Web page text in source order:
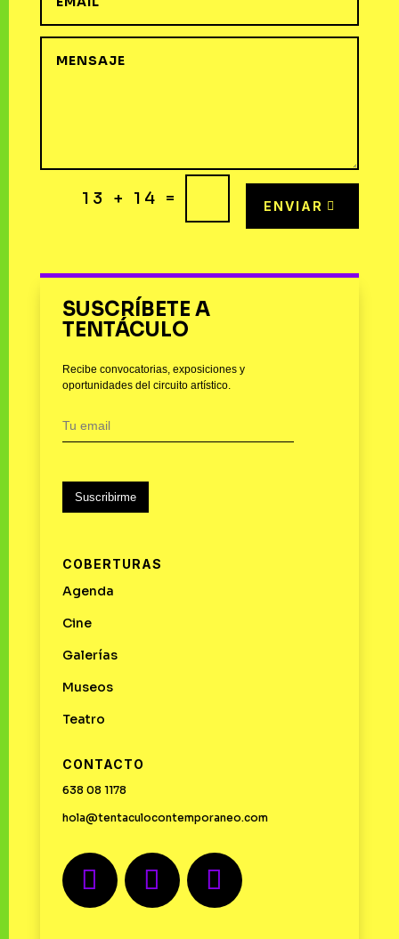
13 + 14 = ENVIAR
SUSCRÍBETE A
TENTÁCULO
Recibe convocatorias, exposiciones y
oportunidades del circuito artístico.
Suscribirme
COBERTURAS
Agenda
Cine
Galerías
Museos
Teatro
CONTACTO
638 08 1178
hola@tentaculocontemporaneo.com